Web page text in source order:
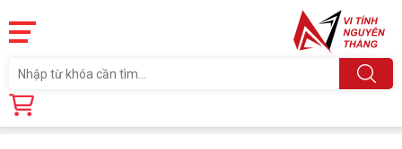
Trang chủ